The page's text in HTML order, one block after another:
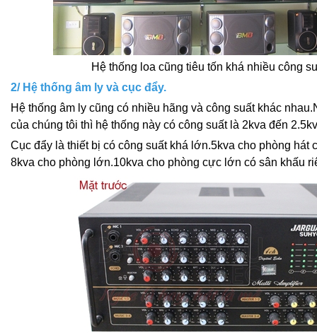
Hệ thống loa cũng tiêu tốn khá nhiều công
2/ Hệ thống âm ly và cục đẩy.
Hệ thống âm ly cũng có nhiều hãng và công suất khác
của chúng tôi thì hệ thống này có công suất là 2kva đến
Cục đẩy là thiết bị có công suất khá lớn.5kva cho phòng hát
8kva cho phòng lớn.10kva cho phòng cực lớn có sân khấu